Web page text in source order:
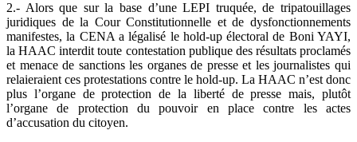
2.- Alors que sur la base d’une LEPI truquée, de tripatouillages
juridiques de la Cour Constitutionnelle et de dysfonctionnements
manifestes, la CENA a légalisé le hold-up électoral de Boni YAYI,
la HAAC interdit toute contestation publique des résultats proclamés
et menace de sanctions les organes de presse et les journalistes qui
relaieraient ces protestations contre le hold-up. La HAAC n’est donc
plus l’organe de protection de la liberté de presse mais, plutôt
l’organe de protection du pouvoir en place contre les actes
d’accusation du citoyen.